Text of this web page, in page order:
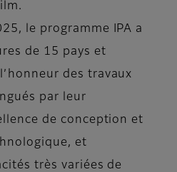
le programme IPA a
de 15 pays et
des travaux
par leur
de conception et
et
très variées de